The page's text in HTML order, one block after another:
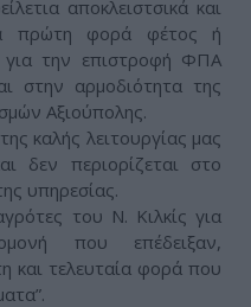
αποκλειστσικά και
πρώτη φορά φέτος ή
για την επιστροφή ΦΠΑ
στην αρμοδιότητα της
Αξιούπολης.
καλής λειτουργίας μας
δεν περιορίζεται στο
υπηρεσίας.
του Ν. Κιλκίς για
που επέδειξαν,
και τελευταία φορά που